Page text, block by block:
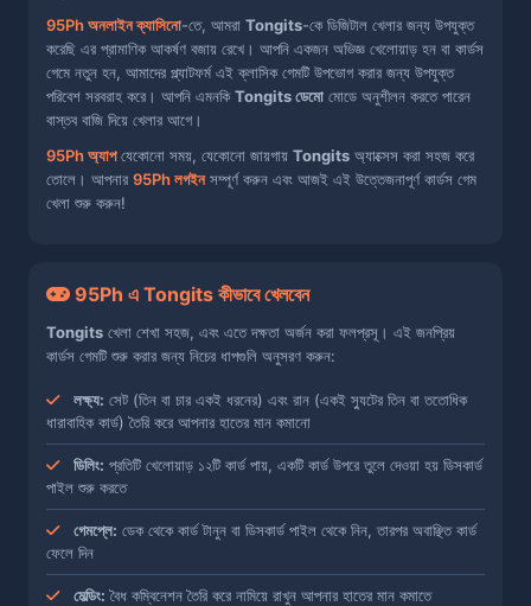
95Ph অনলাইন ক্যাসিনো-তে, আমরা Tongits-কে ডিজিটাল খেলার জন্য উপযুক্ত
করেছি এর প্রামাণিক আকর্ষণ বজায় রেখে। আপনি একজন অভিজ্ঞ খেলোয়াড় হন বা কার্ডস
গেমে নতুন হন, আমাদের প্ল্যাটফর্ম এই ক্লাসিক গেমটি উপভোগ করার জন্য উপযুক্ত
পরিবেশ সরবরাহ করে। আপনি এমনকি Tongits ডেমো মোডে অনুশীলন করতে পারেন
বাস্তব বাজি দিয়ে খেলার আগে।
95Ph অ্যাপযেকোনো সময়, যেকোনো জায়গায় Tongits অ্যাক্সেস করা সহজ করে
তোলে। আপনার 95Ph লগইনসম্পূর্ণ করুন এবং আজই এই উত্তেজনাপূর্ণ কার্ডস গেম
খেলা শুরু করুন!
95Ph এ Tongits কীভাবে খেলবেন
Tongits খেলা শেখা সহজ, এবং এতে দক্ষতা অর্জন করা ফলপ্রসূ। এই জনপ্রিয়
কার্ডস গেমটি শুরু করার জন্য নিচের ধাপগুলি অনুসরণ করুন:
লক্ষ্য: সেট (তিন বা চার একই ধরনের) এবং রান (একই স্যুটের তিন বা ততোধিক
ধারাবাহিক কার্ড) তৈরি করে আপনার হাতের মান কমানো
ডিলিং: প্রতিটি খেলোয়াড় ১২টি কার্ড পায়, একটি কার্ড উপরে তুলে দেওয়া হয় ডিসকার্ড
পাইল শুরু করতে
গেমপ্লে: ডেক থেকে কার্ড টানুন বা ডিসকার্ড পাইল থেকে নিন, তারপর অবাঞ্ছিত কার্ড
ফেলে দিন
মেল্ডিং: বৈধ কম্বিনেশন তৈরি করে নামিয়ে রাখুন আপনার হাতের মান কমাতে